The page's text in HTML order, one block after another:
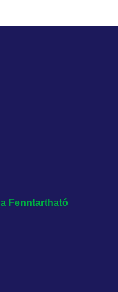
a Fenntartható